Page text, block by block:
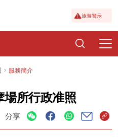
旅遊警示
服務簡介
所行政准照
分享